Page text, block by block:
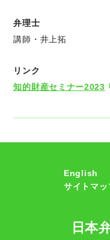
弁理士
講師・井上拓
リンク
知的財産セミナー2023
English
サイトマッ
日本